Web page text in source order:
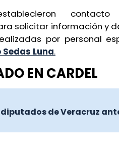
solicitar información y
por personal
Sedas Luna.
EN CARDEL
de Veracruz